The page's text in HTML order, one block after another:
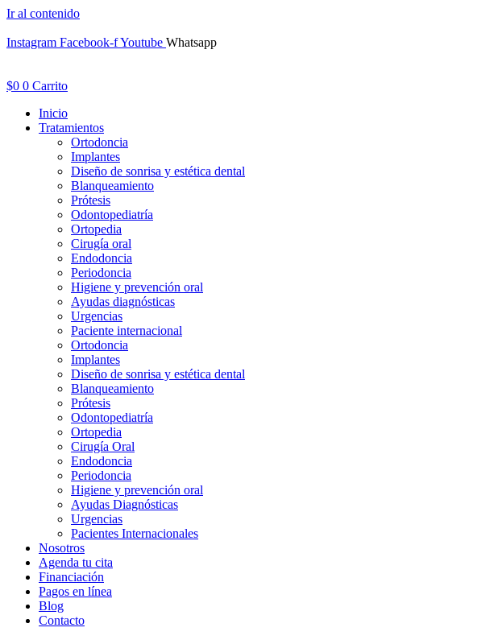
Ir al contenido
Instagram Facebook-fYoutube Whatsapp
$0 0 Carrito
Inicio
Tratamientos
Ortodoncia
Implantes
Diseño de sonrisa y estética dental
Blanqueamiento
Prótesis
Odontopediatría
Ortopedia
Cirugía oral
Endodoncia
Periodoncia
Higiene y prevención oral
Ayudas diagnósticas
Urgencias
Paciente internacional
Ortodoncia
Implantes
Diseño de sonrisa y estética dental
Blanqueamiento
Prótesis
Odontopediatría
Ortopedia
Cirugía Oral
Endodoncia
Periodoncia
Higiene y prevención oral
Ayudas Diagnósticas
Urgencias
Pacientes Internacionales
Nosotros
Agenda tu cita
Financiación
Pagos en línea
Blog
Contacto